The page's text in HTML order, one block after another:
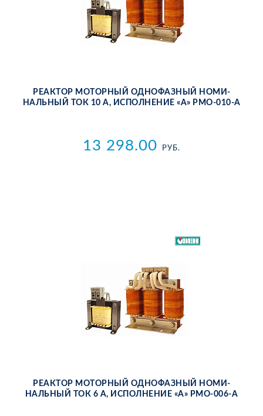
РЕ­АК­ТОР МО­ТОР­НЫЙ ОД­НО­ФАЗ­НЫЙ НО­МИ­
НАЛЬ­НЫЙ ТОК 10 А, ИС­ПОЛ­НЕ­НИЕ «А» РМО-010-А
13 298.00 РУБ.
РЕ­АК­ТОР МО­ТОР­НЫЙ ОД­НО­ФАЗ­НЫЙ НО­МИ­
НАЛЬ­НЫЙ ТОК 6 А, ИС­ПОЛ­НЕ­НИЕ «А» РМО-006-А